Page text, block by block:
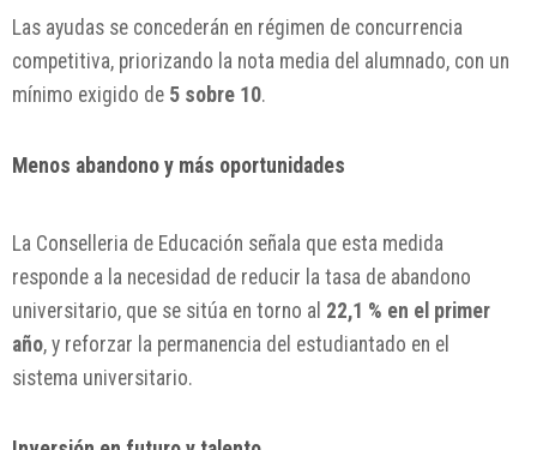
Las ayudas se concederán en régimen de concurrencia
competitiva, priorizando la nota media del alumnado, con un
mínimo exigido de 5 sobre 10.
Menos abandono y más oportunidades
La Conselleria de Educación señala que esta medida
responde a la necesidad de reducir la tasa de abandono
universitario, que se sitúa en torno al 22,1 % en el primer
año, y reforzar la permanencia del estudiantado en el
sistema universitario.